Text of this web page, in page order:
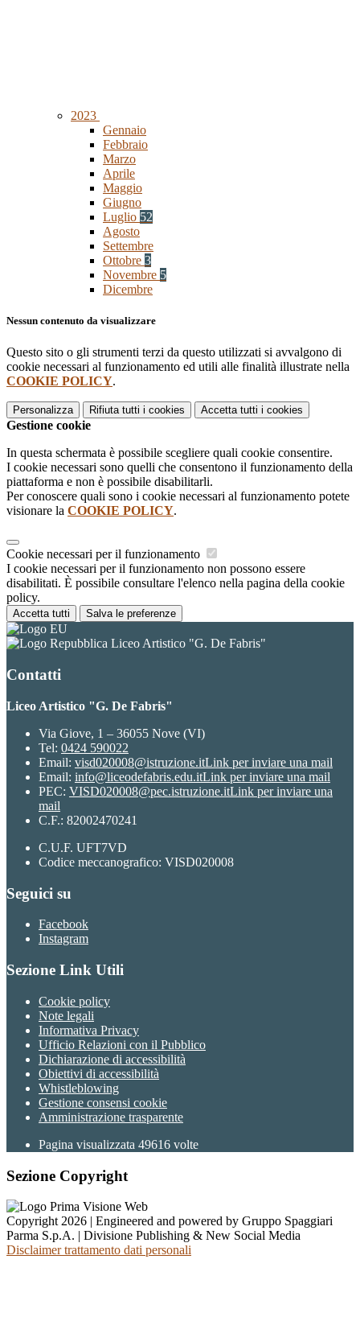
2023
Gennaio
Febbraio
Marzo
Aprile
Maggio
Giugno
Luglio 52
Agosto
Settembre
Ottobre 3
Novembre 5
Dicembre
Nessun contenuto da visualizzare
Questo sito o gli strumenti terzi da questo utilizzati si avvalgono di
cookie necessari al funzionamento ed utili alle finalità illustrate nella
COOKIE POLICY.
Personalizza Rifiuta tutti i cookies Accetta tutti i cookies
Gestione cookie
In questa schermata è possibile scegliere quali cookie consentire.
I cookie necessari sono quelli che consentono il funzionamento della
piattaforma e non è possibile disabilitarli.
Per conoscere quali sono i cookie necessari al funzionamento potete
visionare la COOKIE POLICY.
Cookie necessari per il funzionamento
I cookie necessari per il funzionamento non possono essere
disabilitati. È possibile consultare l'elenco nella pagina della cookie
policy.
Accetta tutti Salva le preferenze
Liceo Artistico "G. De Fabris"
Contatti
Liceo Artistico "G. De Fabris"
Via Giove, 1 – 36055 Nove (VI)
Tel: 0424 590022
Email: visd020008@istruzione.itLink per inviare una mail
Email: info@liceodefabris.edu.itLink per inviare una mail
PEC: VISD020008@pec.istruzione.itLink per inviare una
mail
C.F.: 82002470241
C.U.F. UFT7VD
Codice meccanografico: VISD020008
Seguici su
Facebook
Instagram
Sezione Link Utili
Cookie policy
Note legali
Informativa Privacy
Ufficio Relazioni con il Pubblico
Dichiarazione di accessibilità
Obiettivi di accessibilità
Whistleblowing
Gestione consensi cookie
Amministrazione trasparente
Pagina visualizzata 49616 volte
Sezione Copyright
Copyright 2026 | Engineered and powered by Gruppo Spaggiari
Parma S.p.A. | Divisione Publishing & New Social Media
Disclaimer trattamento dati personali